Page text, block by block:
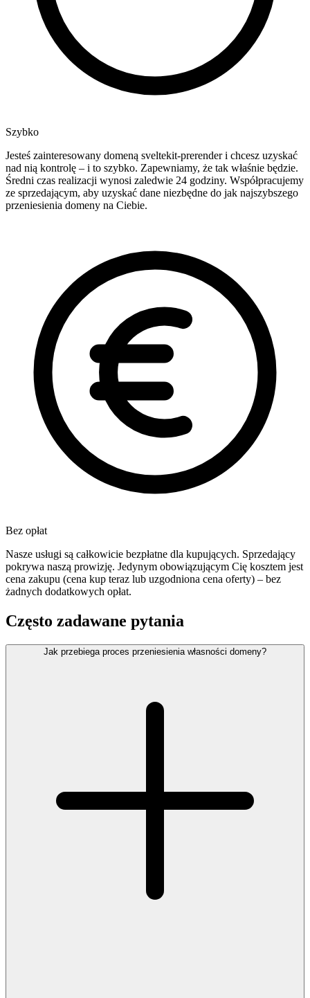
Szybko
Jesteś zainteresowany domeną sveltekit-prerender i chcesz uzyskać
nad nią kontrolę – i to szybko. Zapewniamy, że tak właśnie będzie.
Średni czas realizacji wynosi zaledwie 24 godziny. Współpracujemy
ze sprzedającym, aby uzyskać dane niezbędne do jak najszybszego
przeniesienia domeny na Ciebie.
Bez opłat
Nasze usługi są całkowicie bezpłatne dla kupujących. Sprzedający
pokrywa naszą prowizję. Jedynym obowiązującym Cię kosztem jest
cena zakupu (cena kup teraz lub uzgodniona cena oferty) – bez
żadnych dodatkowych opłat.
Często zadawane pytania
Jak przebiega proces przeniesienia własności domeny?